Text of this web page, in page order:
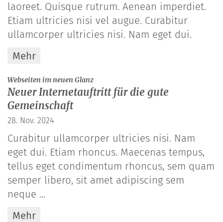
laoreet. Quisque rutrum. Aenean imperdiet.
Etiam ultricies nisi vel augue. Curabitur
ullamcorper ultricies nisi. Nam eget dui.
Mehr
Webseiten im neuen Glanz:
Neuer Internetauftritt für die gute
Gemeinschaft
28. Nov. 2024
Curabitur ullamcorper ultricies nisi. Nam
eget dui. Etiam rhoncus. Maecenas tempus,
tellus eget condimentum rhoncus, sem quam
semper libero, sit amet adipiscing sem
neque ...
Mehr